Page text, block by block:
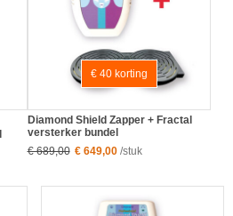
€ 40 korting
Diamond Shield Zapper + Fractal
versterker bundel
€ 689,00 € 649,00/stuk